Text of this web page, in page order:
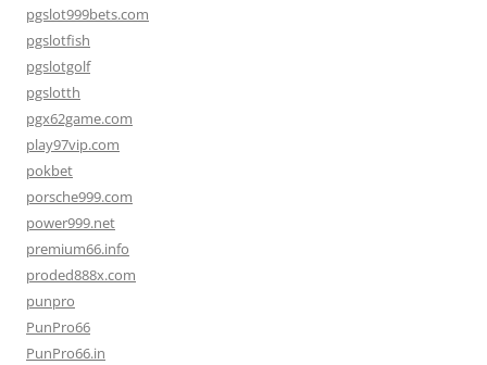
pgslot999bets.com
pgslotfish
pgslotgolf
pgslotth
pgx62game.com
play97vip.com
pokbet
porsche999.com
power999.net
premium66.info
proded888x.com
punpro
PunPro66
PunPro66.in